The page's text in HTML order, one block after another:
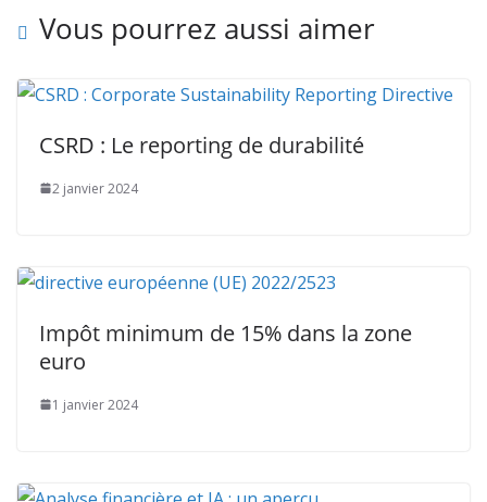
Vous pourrez aussi aimer
CSRD : Le reporting de durabilité
2 janvier 2024
Impôt minimum de 15% dans la zone
euro
1 janvier 2024